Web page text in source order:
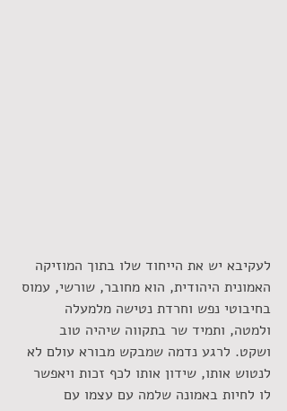
לעקיבא יש את הייחוד שלו בתוך המוזיקה
האמונית היהודית, הוא מחובר, שורשי, עמוס
בחיבוטי נפש וחרדת נטישה מלמעלה
ולמטה, ותמיד שר בתקווה שיהיה טוב
ושקט. לרגע נדמה שמבקש מבורא עולם לא
לנטוש אותו, שידון אותו לכף זכות ויאפשר
לו לחיות באמונה שלמה עם עצמו עם